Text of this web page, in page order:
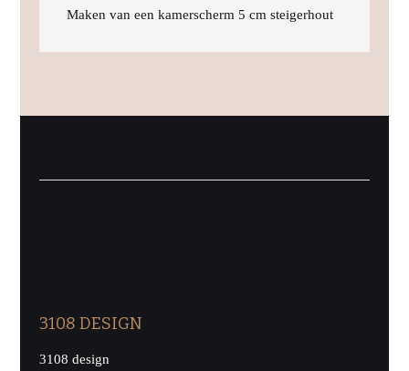
Maken van een kamerscherm 5 cm steigerhout
3108 DESIGN
3108 design